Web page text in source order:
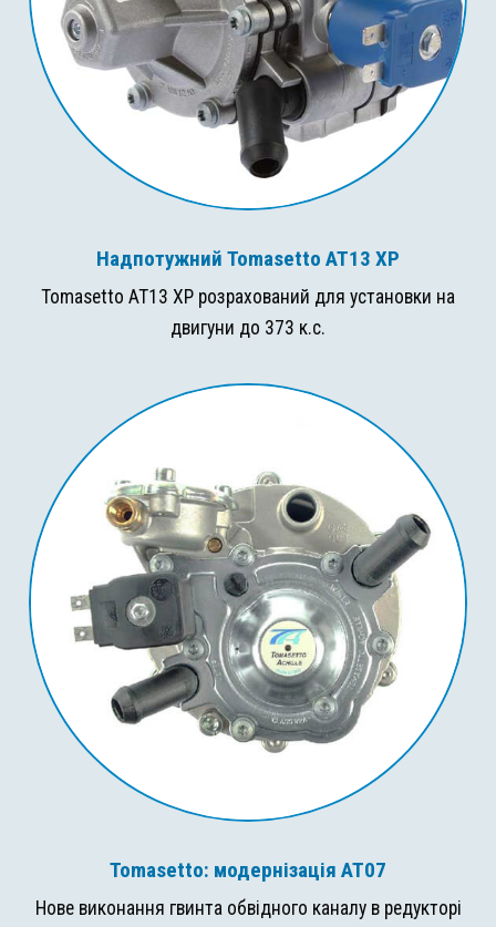
Надпотужний Tomasetto AT13 XP
Tomasetto AT13 XP розрахований для установки на
двигуни до 373 к.с.
Tomasetto: модернізація AT07
Нове виконання гвинта обвідного каналу в редукторі